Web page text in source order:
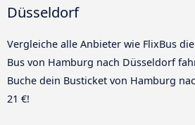
Düsseldorf
Vergleiche alle Anbieter wie FlixBus
Bus von Hamburg nach Düsseldorf
Buche dein Busticket von Hamburg
21 €!